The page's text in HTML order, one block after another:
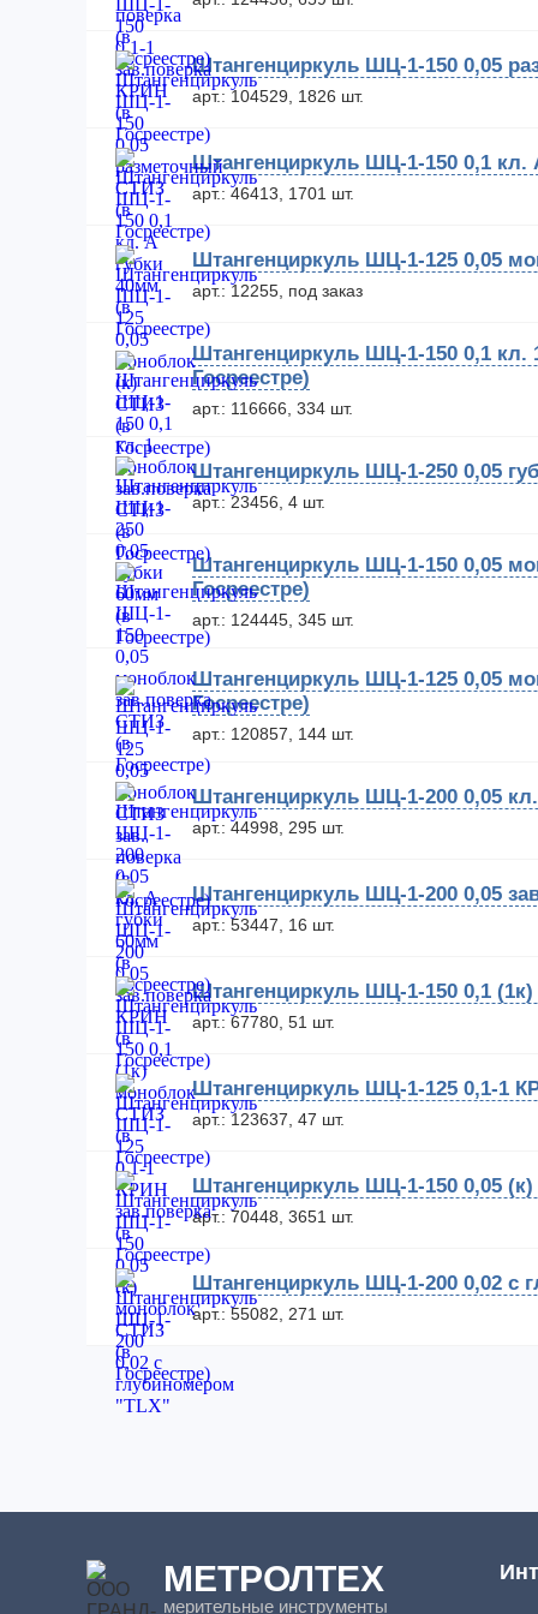
Штангенциркуль ШЦ-1-150 0,05
арт.: 104529, 1826 шт.
Штангенциркуль ШЦ-1-150 0,1 кл.
арт.: 46413, 1701 шт.
Штангенциркуль ШЦ-1-125 0,05
арт.: 12255, под заказ
Штангенциркуль ШЦ-1-150 0,1
Госреестре)
арт.: 116666, 334 шт.
Штангенциркуль ШЦ-1-250 0,05
арт.: 23456, 4 шт.
Штангенциркуль ШЦ-1-150 0,05
Госреестре)
арт.: 124445, 345 шт.
Штангенциркуль ШЦ-1-125 0,05
Госреестре)
арт.: 120857, 144 шт.
Штангенциркуль ШЦ-1-200 0,05
арт.: 44998, 295 шт.
Штангенциркуль ШЦ-1-200 0,05
арт.: 53447, 16 шт.
Штангенциркуль ШЦ-1-150 0,1
арт.: 67780, 51 шт.
Штангенциркуль ШЦ-1-125 0,1-1
арт.: 123637, 47 шт.
Штангенциркуль ШЦ-1-150 0,05
арт.: 70448, 3651 шт.
Штангенциркуль ШЦ-1-200 0,02 с
арт.: 55082, 271 шт.
МЕТРОЛТЕХ
мерительные инструменты